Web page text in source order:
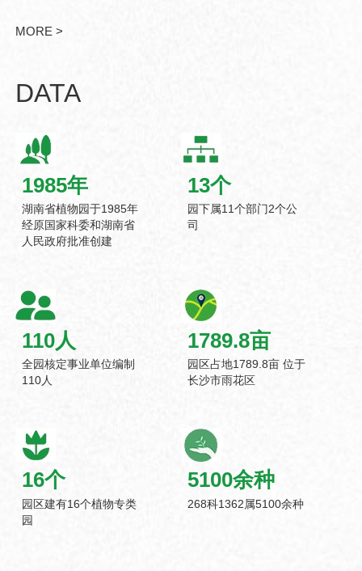
物资源储备基地。湖南省..
MORE >
DATA
1985年
湖南省植物园于1985年
经原国家科委和湖南省
人民政府批准创建
13个
园下属11个部门2个公
司
110人
全园核定事业单位编制
110人
1789.8亩
园区占地1789.8亩 位于
长沙市雨花区
16个
园区建有16个植物专类
园
5100余种
268科1362属5100余种